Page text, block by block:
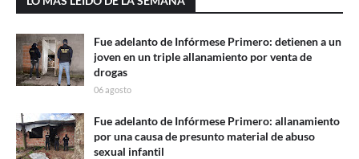
Fue adelanto de Infórmese Primero: detienen a un
joven en un triple allanamiento por venta de
drogas
06 agosto
Fue adelanto de Infórmese Primero: allanamiento
por una causa de presunto material de abuso
sexual infantil